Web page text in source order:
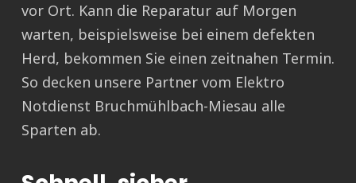
vor Ort. Kann die Reparatur auf Morgen
warten, beispielsweise bei einem defekten
Herd, bekommen Sie einen zeitnahen Termin.
So decken unsere Partner vom Elektro
Notdienst Bruchmühlbach-Miesau alle
Sparten ab.